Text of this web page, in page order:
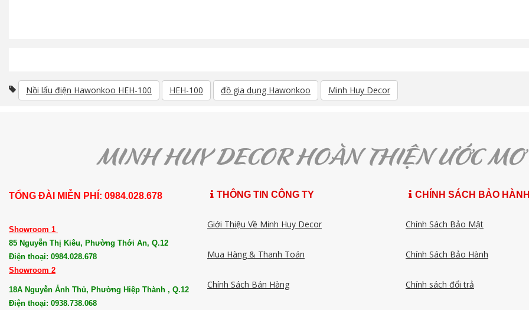
Nồi lẩu điện Hawonkoo HEH-100 HEH-100 đồ gia dụng Hawonkoo Minh Huy Decor
TỔNG ĐÀI MIỄN PHÍ: 0984.028.678
Showroom 1
85 Nguyễn Thị Kiêu, Phường Thới An, Q.12
Điện thoại: 0984.028.678
Showroom 2
18A Nguyễn Ảnh Thủ, Phường Hiệp Thành , Q.12
Điện thoại: 0938.738.068
THÔNG TIN CÔNG TY
Giới Thiệu Về Minh Huy Decor
Mua Hàng & Thanh Toán
Chính Sách Bán Hàng
CHÍNH SÁCH BẢO HÀNH
Chính Sách Bảo Mật
Chính Sách Bảo Hành
Chính sách đổi trả